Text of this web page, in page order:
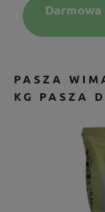
PASZA
KG PASZA